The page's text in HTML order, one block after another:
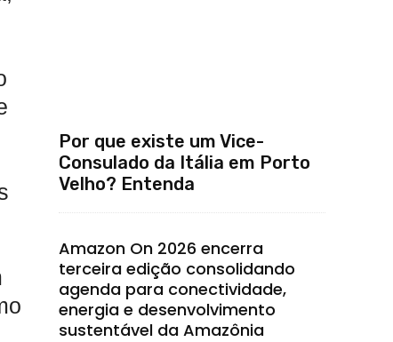
Por que existe um Vice-
Consulado da Itália em Porto
Velho? Entenda
Amazon On 2026 encerra
terceira edição consolidando
agenda para conectividade,
energia e desenvolvimento
sustentável da Amazônia